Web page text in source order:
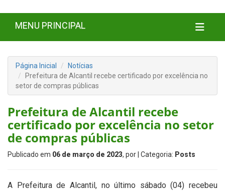
MENU PRINCIPAL
Página Inicial
Notícias
Prefeitura de Alcantil recebe certificado por excelência no
setor de compras públicas
Prefeitura de Alcantil recebe
certificado por excelência no setor
de compras públicas
Publicado em 06 de março de 2023, por | Categoria: Posts
A Prefeitura de Alcantil, no último sábado (04) recebeu